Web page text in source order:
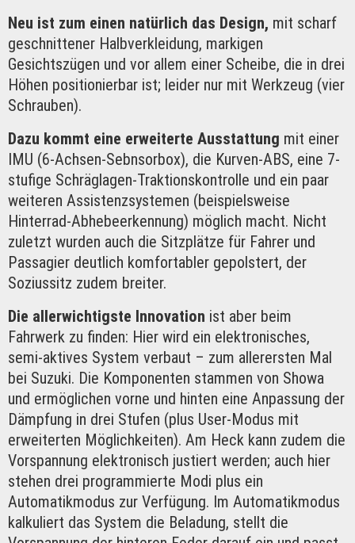
Neu ist zum einen natürlich das Design, mit scharf
geschnittener Halbverkleidung, markigen
Gesichtszügen und vor allem einer Scheibe, die in drei
Höhen positionierbar ist; leider nur mit Werkzeug (vier
Schrauben).
Dazu kommt eine erweiterte Ausstattung mit einer
IMU (6-Achsen-Sebnsorbox), die Kurven-ABS, eine 7-
stufige Schräglagen-Traktionskontrolle und ein paar
weiteren Assistenzsystemen (beispielsweise
Hinterrad-Abhebeerkennung) möglich macht. Nicht
zuletzt wurden auch die Sitzplätze für Fahrer und
Passagier deutlich komfortabler gepolstert, der
Soziussitz zudem breiter.
Die allerwichtigste Innovation ist aber beim
Fahrwerk zu finden: Hier wird ein elektronisches,
semi-aktives System verbaut – zum allerersten Mal
bei Suzuki. Die Komponenten stammen von Showa
und ermöglichen vorne und hinten eine Anpassung der
Dämpfung in drei Stufen (plus User-Modus mit
erweiterten Möglichkeiten). Am Heck kann zudem die
Vorspannung elektronisch justiert werden; auch hier
stehen drei programmierte Modi plus ein
Automatikmodus zur Verfügung. Im Automatikmodus
kalkuliert das System die Beladung, stellt die